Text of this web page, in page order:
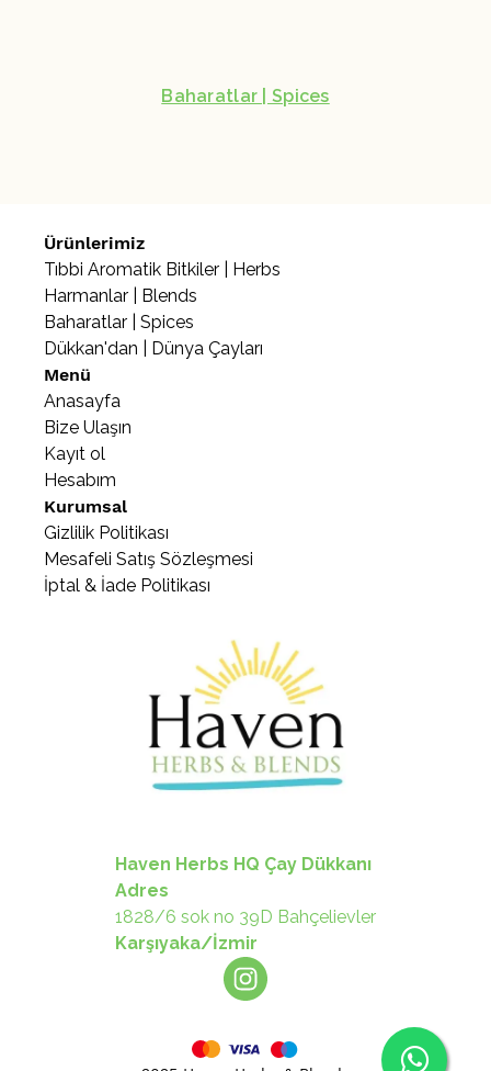
Baharatlar | Spices
Ürünlerimiz
Tıbbi Aromatik Bitkiler | Herbs
Harmanlar | Blends
Baharatlar | Spices
Dükkan'dan | Dünya Çayları
Menü
Anasayfa
Bize Ulaşın
Kayıt ol
Hesabım
Kurumsal
Gizlilik Politikası
Mesafeli Satış Sözleşmesi
İptal & İade Politikası
Haven Herbs HQ Çay Dükkanı
Adres
1828/6 sok no 39D Bahçelievler
Karşıyaka/İzmir